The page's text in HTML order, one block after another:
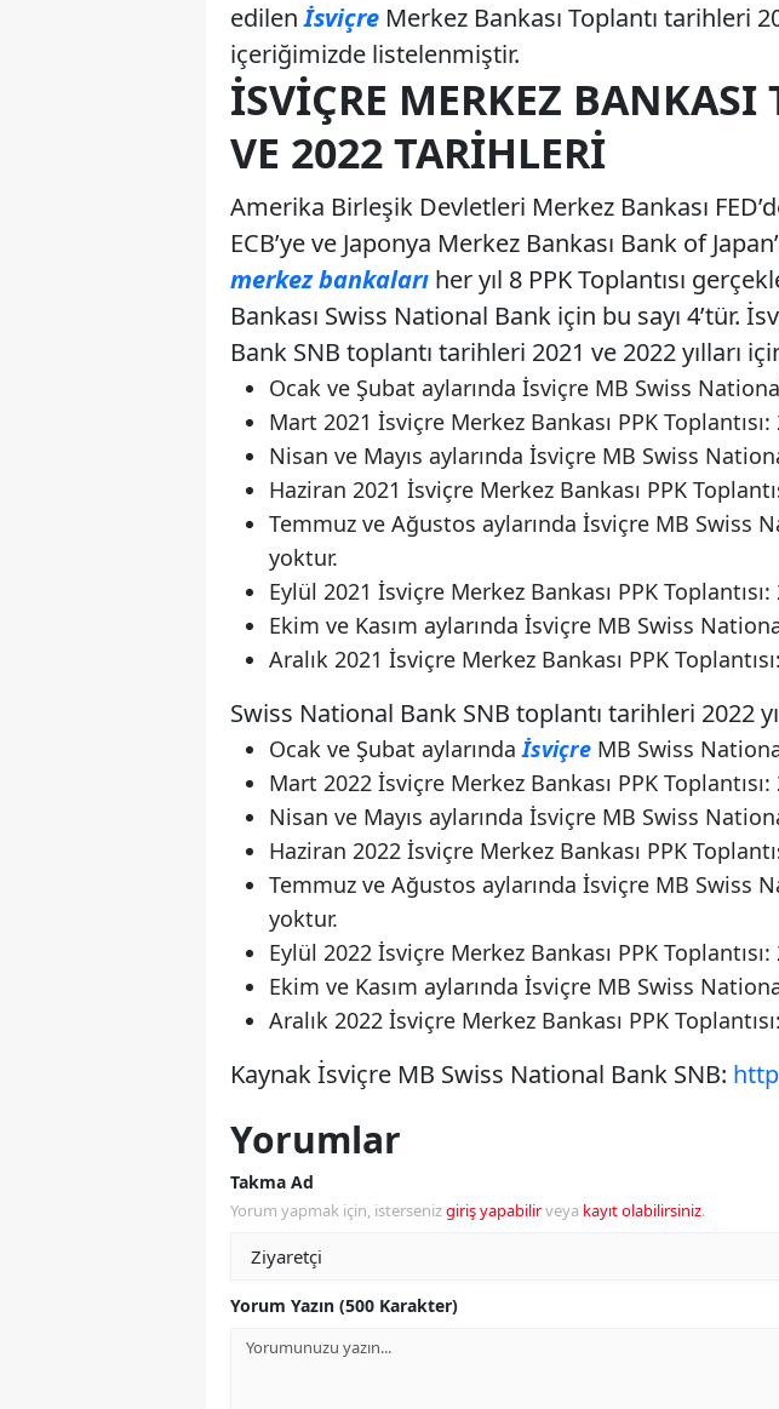
edilenİsviçre Merkez Bankası Toplantı tarihleri
içeriğimizde listelenmiştir.
İSVIÇRE MERKEZ BANKASI
VE 2022 TARIHLERI
Amerika Birleşik Devletleri Merkez Bankası
ECB’ye ve Japonya Merkez Bankası Bank of
merkez bankaları her yıl 8 PPK Toplantısı
Bankası Swiss National Bank için bu sayı 4’tür.
Bank SNB toplantı tarihleri 2021 ve 2022 yılları
Ocak ve Şubat aylarında İsviçre MB Swiss
Mart 2021 İsviçre Merkez Bankası PPK
Nisan ve Mayıs aylarında İsviçre MB Swiss
Haziran 2021 İsviçre Merkez Bankası PPK
Temmuz ve Ağustos aylarında İsviçre MB Swiss
yoktur.
Eylül 2021 İsviçre Merkez Bankası PPK Toplantısı:
Ekim ve Kasım aylarında İsviçre MB Swiss
Aralık 2021 İsviçre Merkez Bankası PPK
Swiss National Bank SNB toplantı tarihleri 2022
Ocak ve Şubat aylarındaİsviçre MB Swiss
Mart 2022 İsviçre Merkez Bankası PPK
Nisan ve Mayıs aylarında İsviçre MB Swiss
Haziran 2022 İsviçre Merkez Bankası PPK
Temmuz ve Ağustos aylarında İsviçre MB Swiss
yoktur.
Eylül 2022 İsviçre Merkez Bankası PPK
Ekim ve Kasım aylarında İsviçre MB Swiss
Aralık 2022 İsviçre Merkez Bankası PPK
Kaynak İsviçre MB Swiss National Bank SNB:
Yorumlar
Takma Ad
Yorum yapmak için, istersenizgiriş yapabilirveya kayıt olabilirsiniz.
Yorum Yazın (500 Karakter)